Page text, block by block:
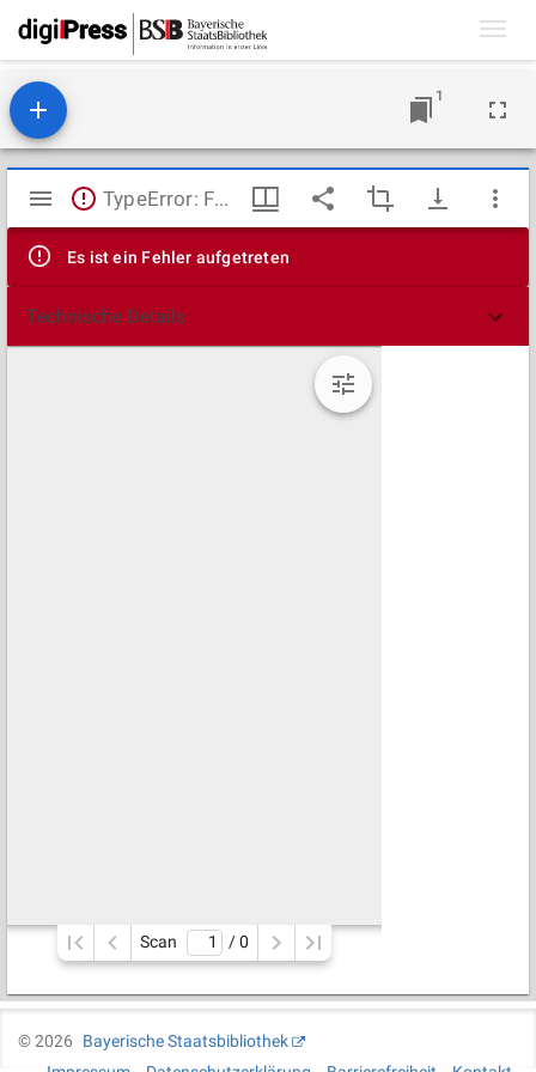
1
Mirador
Viewer
TypeError: Failed to fetch
Es ist ein Fehler aufgetreten
Technische Details
Scan / 0
©2026
Bayerische Staatsbibliothek